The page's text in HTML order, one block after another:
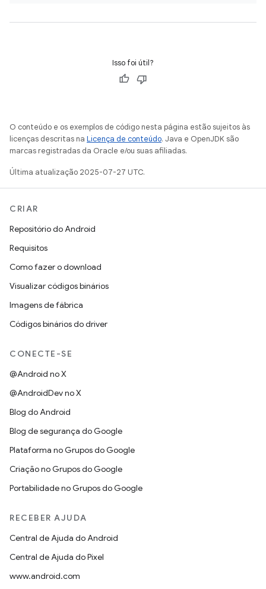
Isso foi útil?
O conteúdo e os exemplos de código nesta página estão sujeitos às
licenças descritas na Licença de conteúdo. Java e OpenJDK são
marcas registradas da Oracle e/ou suas afiliadas.
Última atualização 2025-07-27 UTC.
CRIAR
Repositório do Android
Requisitos
Como fazer o download
Visualizar códigos binários
Imagens de fábrica
Códigos binários do driver
CONECTE-SE
@Android no X
@AndroidDev no X
Blog do Android
Blog de segurança do Google
Plataforma no Grupos do Google
Criação no Grupos do Google
Portabilidade no Grupos do Google
RECEBER AJUDA
Central de Ajuda do Android
Central de Ajuda do Pixel
www.android.com